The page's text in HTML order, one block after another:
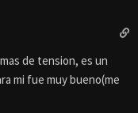
de tension, es un
mi fue muy bueno(me